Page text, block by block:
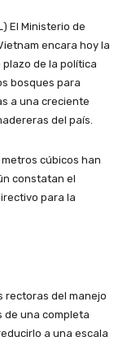
El Ministerio de
encara hoy la
de la política
bosques para
a una creciente
del país.
cúbicos han
constatan el
para la
rectoras del manejo
de una completa
a una escala